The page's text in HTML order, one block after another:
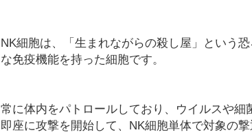
NK細胞は、「生まれながらの殺し屋」という
な免疫機能を持った細胞です。
常に体内をパトロールしており、ウイルスや細
即座に攻撃を開始して、NK細胞単体で対象の